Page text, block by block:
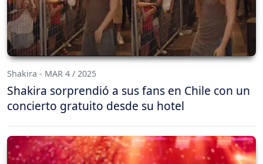
Shakira - MAR 4 / 2025
Shakira sorprendió a sus fans en Chile con un
concierto gratuito desde su hotel